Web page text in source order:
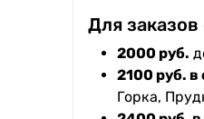
Для заказов
2000 руб.
2100 руб.
Горка,